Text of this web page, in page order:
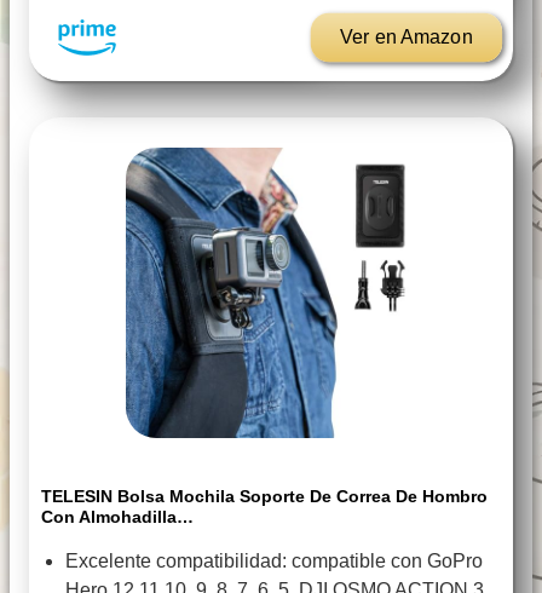
Ver en Amazon
TELESIN Bolsa Mochila Soporte De Correa De Hombro
Con Almohadilla…
Excelente compatibilidad: compatible con GoPro